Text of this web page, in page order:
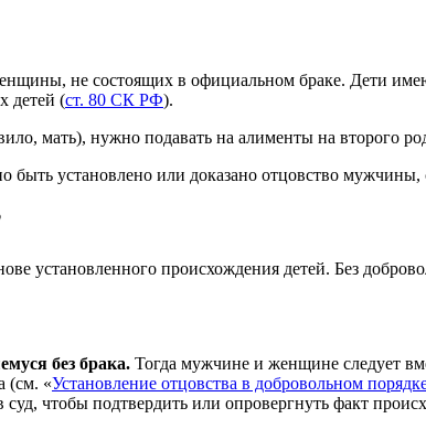
не состоящих в официальном браке. Дети
детей (ст. 80 СК РФ).
мать), нужно подавать на алименты на второго
быть установлено или доказано отцовство
установленного происхождения детей. Без
без брака. Тогда мужчине и женщине следует
(см. «Установление отцовства в добровольном
чтобы подтвердить или опровергнуть факт